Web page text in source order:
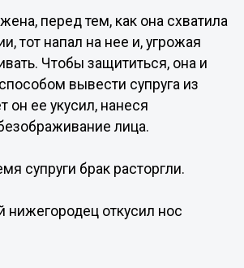
перед тем, как она схватила
тот напал на нее и, угрожая
Чтобы защититься, она и
вывести супруга из
он ее укусил, нанеся
лица.
супруги брак расторгли.
нижегородец откусил нос